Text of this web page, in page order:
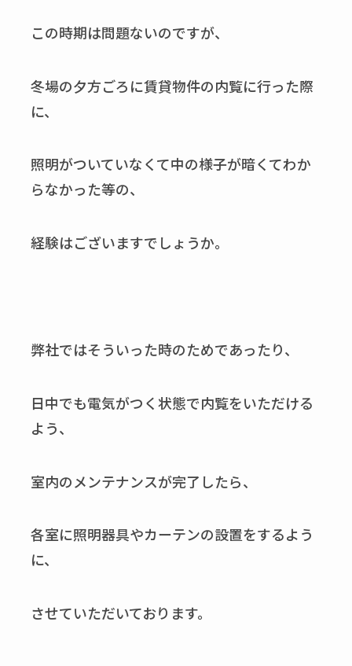
この時期は問題ないのですが、
冬場の夕方ごろに賃貸物件の内覧に行った際
に、
照明がついていなくて中の様子が暗くてわか
らなかった等の、
経験はございますでしょうか。
弊社ではそういった時のためであったり、
日中でも電気がつく状態で内覧をいただける
よう、
室内のメンテナンスが完了したら、
各室に照明器具やカーテンの設置をするよう
に、
させていただいております。